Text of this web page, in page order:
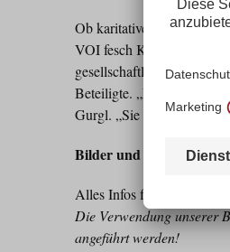
Ob karitative Hilfe oder
VOI fesch Kunstpreises
gesellschaftlicher Werte.
Beteiligte. „Die beiden
Gurgl. „Sie verbinden
Bilder und Infos:
Alles Infos finden Sie
Die Verwendung unserer
angeführt werden!